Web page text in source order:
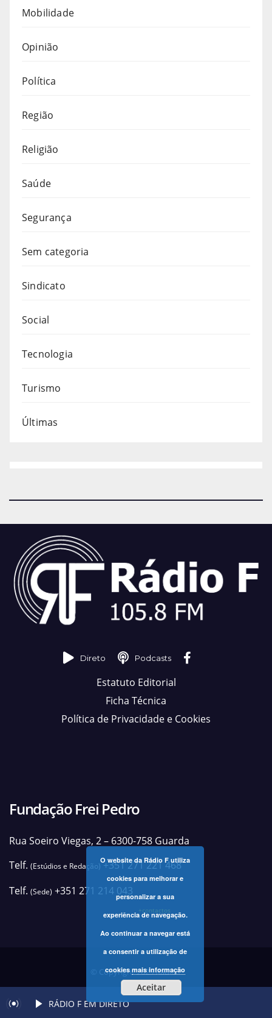
Mobilidade
Opinião
Política
Região
Religião
Saúde
Segurança
Sem categoria
Sindicato
Social
Tecnologia
Turismo
Últimas
Direto Podcasts
Estatuto Editorial
Ficha Técnica
Política de Privacidade e Cookies
Fundação Frei Pedro
Rua Soeiro Viegas, 2 – 6300-758 Guarda
Telf. (Estúdios e Redação)+351 271 221 468
Telf. (Sede) +351 271 214 043
+contactos
© Copyright 2025 Rádio F
O website da Rádio F utiliza
cookies para melhorar e
personalizar a sua
experiência de navegação.
Ao continuar a navegar está
a consentir a utilização de
cookiesmais informação
Aceitar
RÁDIO F EM DIRETO